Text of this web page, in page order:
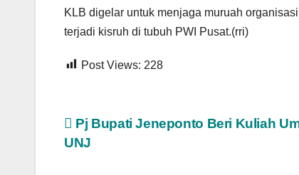
KLB digelar untuk menjaga muruah
terjadi kisruh di tubuh PWI Pusat.(rri)
Post Views: 228
Navigasi
Pj Bupati Jeneponto Beri Kuliah
UNJ